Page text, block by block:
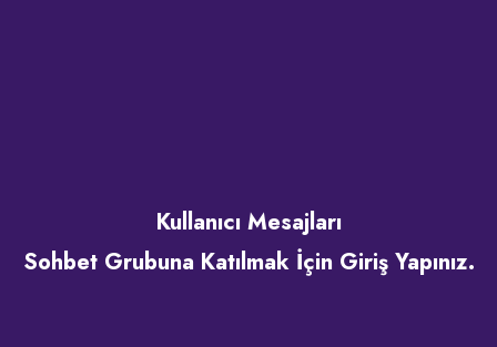
Kullanıcı Mesajları
Sohbet Grubuna Katılmak İçin Giriş Yapınız.